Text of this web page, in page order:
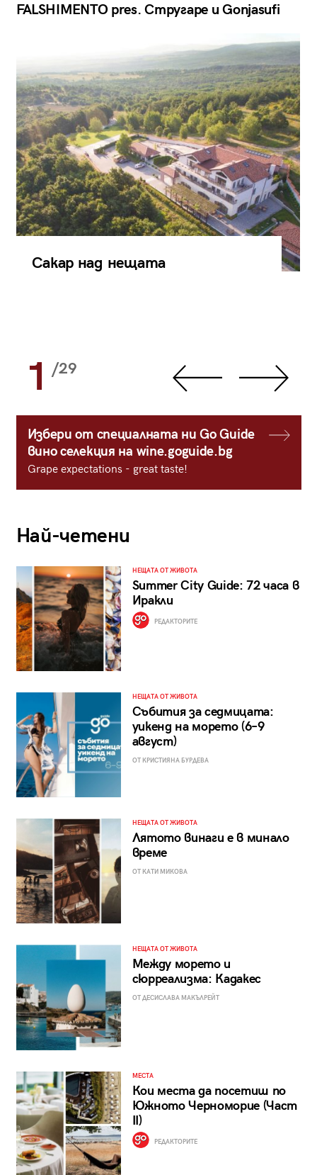
FALSHIMENTO pres. Стругаре и Gonjasufi
Сакар над нещата
1 /29
Избери от специалната ни Go Guide
вино селекция на wine.goguide.bg
Grape expectations - great taste!
Най-четени
НЕЩАТА ОТ ЖИВОТА
Summer City Guide: 72 часа в
Иракли
РЕДАКТОРИТЕ
НЕЩАТА ОТ ЖИВОТА
Събития за седмицата:
уикенд на морето (6–9
август)
ОТ КРИСТИЯНА БУРДЕВА
НЕЩАТА ОТ ЖИВОТА
Лятото винаги е в минало
време
ОТ КАТИ МИКОВА
НЕЩАТА ОТ ЖИВОТА
Между морето и
сюрреализма: Кадакес
ОТ ДЕСИСЛАВА МАКЪЛРЕЙТ
МЕСТА
Кои места да посетиш по
Южното Черноморие (Част
II)
РЕДАКТОРИТЕ